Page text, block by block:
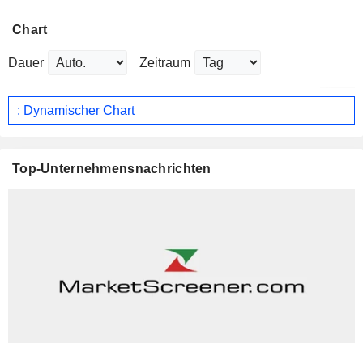
Chart
Dauer Zeitraum
: Dynamischer Chart
Top-Unternehmensnachrichten